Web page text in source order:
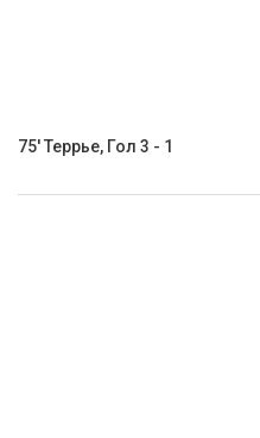
75' Террье, Гол 3 - 1